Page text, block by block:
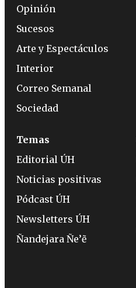
Opinión
Sucesos
Arte y Espectáculos
Interior
Correo Semanal
Sociedad
Temas
Editorial ÚH
Noticias positivas
Pódcast ÚH
Newsletters ÚH
Ñandejara Ñe’ẽ